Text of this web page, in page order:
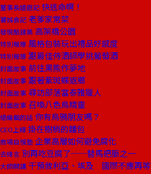
董事長嬉遊記 快逃命啊！
饕姊食記 老爹家常菜
發現酷建築 高架橋公園
特別報導 風格包裝玩出禮品好感度
特別報導 跟最佳侍酒師學挑葡萄酒
封面故事 前往黑熊作夢地
封面故事 跟著紫斑蝶返鄉
封面故事 尋訪部落當泰雅獵人
封面故事 召喚八色鳥精靈
總編輯的話 你有烏鴉朋友嗎？
CEO上線 掛在樹梢的麵包
商場自慢塾 企業高層如何避免腐化
去梯言 別再吃豆腐了──替馬把脈之一
大師開講 干預敘利亞、埃及 國際不應再等